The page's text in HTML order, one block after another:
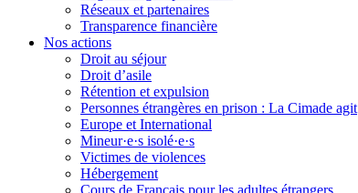
Réseaux et partenaires
Transparence financière
Nos actions
Droit au séjour
Droit d’asile
Rétention et expulsion
Personnes étrangères en prison : La Cimade agit
Europe et International
Mineur·e·s isolé·e·s
Victimes de violences
Hébergement
Cours de Français pour les adultes étrangers